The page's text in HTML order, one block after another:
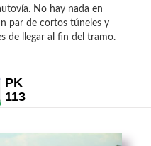
No hay nada en
par de cortos túneles y
de llegar al fin del tramo.
PK
113